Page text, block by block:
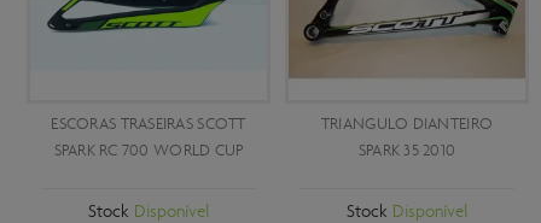
ESCORAS TRASEIRAS SCOTT
SPARK RC 700 WORLD CUP
Stock Disponível
TRIANGULO DIANTEIRO
SPARK 35 2010
Stock Disponível